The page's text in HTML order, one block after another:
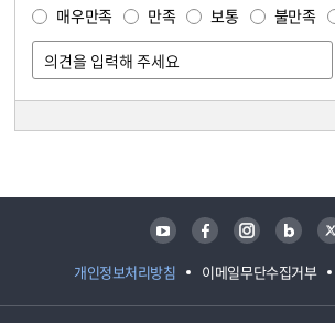
매우만족 만족 보통 불만족
개인정보처리방침 이메일무단수집거부
유튜브 페이스북 인스타그램 블로그 트위터